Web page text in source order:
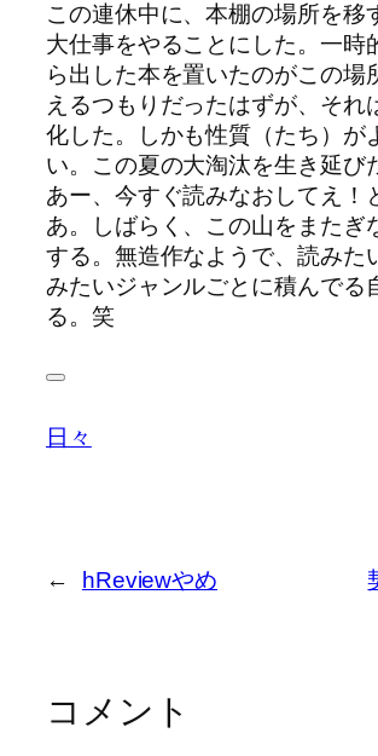
この連休中に、本棚の場所を移
大仕事をやることにした。一時
ら出した本を置いたのがこの場
えるつもりだったはずが、それ
化した。しかも性質（たち）が
い。この夏の大淘汰を生き延び
あー、今すぐ読みなおしてえ！
あ。しばらく、この山をまたぎ
する。無造作なようで、読みた
みたいジャンルごとに積んでる
る。笑
日々
← hReviewやめ
コメント